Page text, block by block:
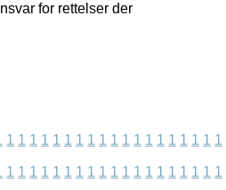
for rettelser der
1 1 1 1 1 1 1 1 1 1 1 1 1 1 1 1 1 1 1
1 1 1 1 1 1 1 1 1 1 1 1 1 1 1 1 1 1 1